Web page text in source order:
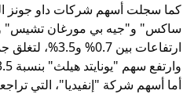
كما سجلت أسهم شركات داو جونز
ساكس" و"جيه بي مورغان تشيس"
ارتفاعات بين 0.7% و3.5%، لتغلق جميعها عند مستويات قياسية.
وارتفع سهم "يونايتد هيلث" بنسبة 3.5% ليقود مكاسب المؤشر.
أما أسهم شركة "إنفيديا"، التي